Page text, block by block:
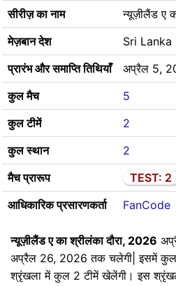
सीरीज़ का नाम
न्यूज़ीलैंड ए
मेज़बान देश
Sri Lanka
प्रारंभ और समाप्ति तिथियाँ
अप्रैल 5,
कुल मैच
5
कुल टीमें
2
कुल स्थान
2
मैच प्रारूप
TEST: 2
आधिकारिक प्रसारणकर्ता
FanCode
न्यूज़ीलैंड ए का श्रीलंका दौरा, 2026
अप्रैल 26, 2026 तक चलेगी| इसमें
श्रृंखला में कुल 2 टीमें खेलेंगी। इस